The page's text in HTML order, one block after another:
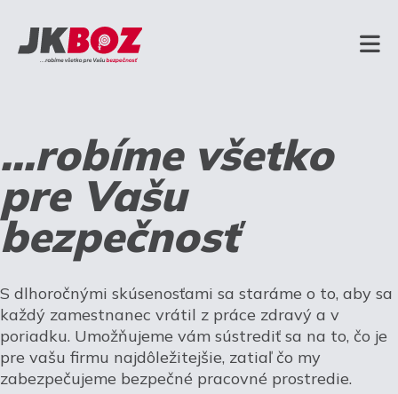
...robíme všetko
pre Vašu
bezpečnosť
S dlhoročnými skúsenosťami sa staráme o to, aby sa
každý zamestnanec vrátil z práce zdravý a v
poriadku. Umožňujeme vám sústrediť sa na to, čo je
pre vašu firmu najdôležitejšie, zatiaľ čo my
zabezpečujeme bezpečné pracovné prostredie.